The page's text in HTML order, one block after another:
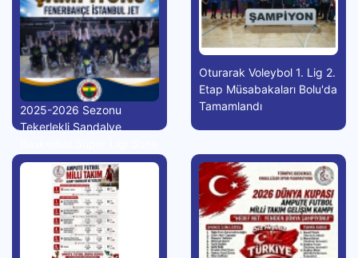
2025-2026 Sezonu
Tekerlekli Sandalye
Erdi
Oturarak Voleybol 1. Lig 2.
Etap Müsabakaları Bolu'da
Tamamlandı